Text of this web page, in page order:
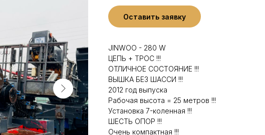
Оставить заявку
JINWOO - 280 W
ЦЕПЬ + ТРОС !!!
ОТЛИЧНОЕ СОСТОЯНИЕ !!!
ВЫШКА БЕЗ ШАССИ !!!
2012 год выпуска
Рабочая высота = 25 метров !!!
Установка 7-коленная !!!
ШЕСТЬ ОПОР !!!
Очень компактная !!!